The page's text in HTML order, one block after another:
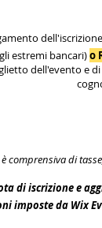
estremi bancari)o
dell'evento e di
comprensiva di
di iscrizione e
imposte da Wix